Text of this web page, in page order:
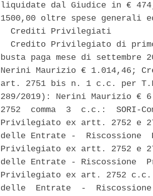
liquidate dal Giudice in €
1500,00 oltre spese generali
  Crediti Privilegiati
Credito Privilegiato di
busta paga mese di
Nerini Maurizio € 1.014,46;
art. 2751 bis n. 1 c.c. per
289/2019): Nerini Maurizio
2752  comma  3  c.c.:  SORI-
Privilegiato ex artt. 2752 e
delle Entrate -  Riscossione
Privilegiato ex artt. 2752 e
delle Entrate - Riscossione
Privilegiato ex art. 2752
delle  Entrate  -